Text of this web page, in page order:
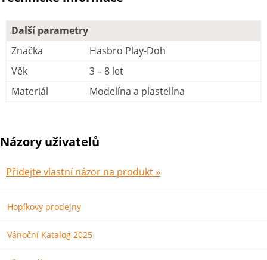
Další parametry
Značka
Hasbro Play-Doh
Věk
3 – 8 let
Materiál
Modelína a plastelína
Názory uživatelů
Přidejte vlastní názor na produkt »
Hopíkovy prodejny
Vánoční Katalog 2025